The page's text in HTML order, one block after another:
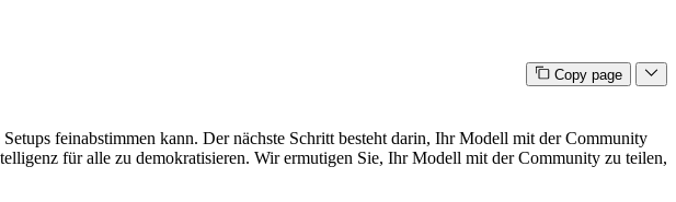
Copy page
feinabstimmen kann. Der nächste Schritt besteht darin, Ihr Modell mit der Community
für alle zu demokratisieren. Wir ermutigen Sie, Ihr Modell mit der Community zu teilen,